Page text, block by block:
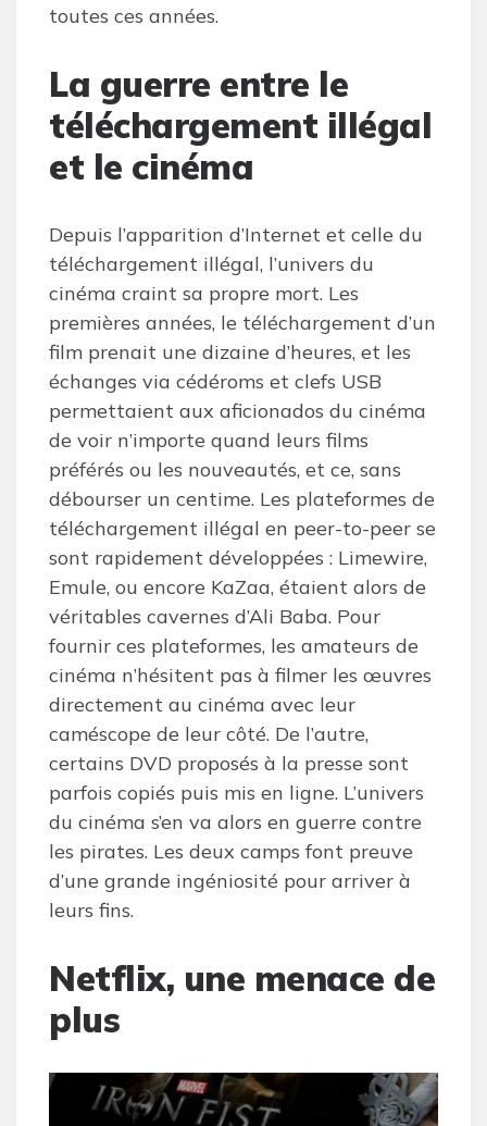
toutes ces années.
La guerre entre le
téléchargement illégal
et le cinéma
Depuis l’apparition d’Internet et celle du
téléchargement illégal, l’univers du
cinéma craint sa propre mort. Les
premières années, le téléchargement d’un
film prenait une dizaine d’heures, et les
échanges via cédéroms et clefs USB
permettaient aux aficionados du cinéma
de voir n’importe quand leurs films
préférés ou les nouveautés, et ce, sans
débourser un centime. Les plateformes de
téléchargement illégal en peer-to-peer se
sont rapidement développées : Limewire,
Emule, ou encore KaZaa, étaient alors de
véritables cavernes d’Ali Baba. Pour
fournir ces plateformes, les amateurs de
cinéma n’hésitent pas à filmer les œuvres
directement au cinéma avec leur
caméscope de leur côté. De l’autre,
certains DVD proposés à la presse sont
parfois copiés puis mis en ligne. L’univers
du cinéma s’en va alors en guerre contre
les pirates. Les deux camps font preuve
d’une grande ingéniosité pour arriver à
leurs fins.
Netflix, une menace de
plus